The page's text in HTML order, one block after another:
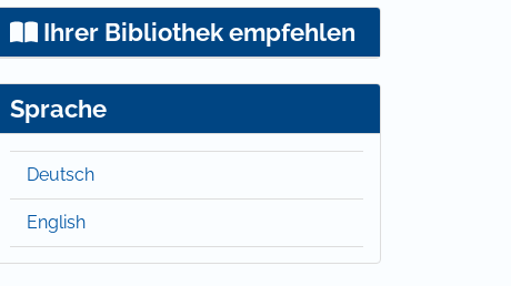
Ihrer Bibliothek empfehlen
Sprache
Deutsch
English